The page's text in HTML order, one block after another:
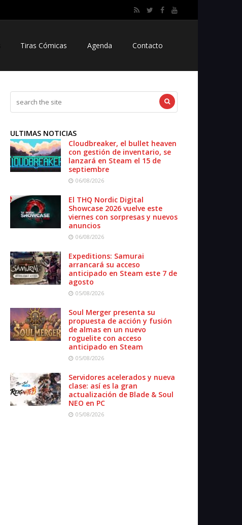
Tiras Cómicas Agenda Contacto
ULTIMAS NOTICIAS
Cloudbreaker, el bullet heaven
con gestión de inventario, se
lanzará en Steam el 15 de
septiembre
06/08/2026
El THQ Nordic Digital
Showcase 2026 vuelve este
viernes con sorpresas y nuevos
anuncios
06/08/2026
Expeditions: Samurai
arrancará su acceso
anticipado en Steam este 7 de
agosto
05/08/2026
Soul Merger presenta su
propuesta de acción y fusión
de almas en un nuevo
roguelite con acceso
anticipado en Steam
05/08/2026
Servidores acelerados y nueva
clase: así es la gran
actualización de Blade & Soul
NEO en PC
05/08/2026